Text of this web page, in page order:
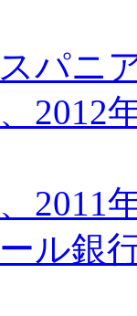
パニ
2012
2011
ル銀